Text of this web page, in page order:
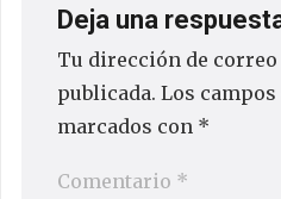
Deja una
Tu dirección de
publicada. Los
marcados con *